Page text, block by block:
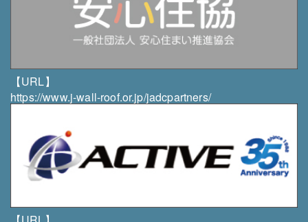
・当社は、個人情報の紛失、破壊、改ざん及び漏洩等
を防止するため、適正な情報セキュリティ対策を講じ
個人情報の開示・訂正・利用停止・消去について
・個人情報について、「開示」「訂正」等を求める権
には異議なく速やかに対応します。
・個人情報の取扱いにつきましてご意見やご質問がご
ざいましたら、当社までご連絡下さいますようお願い
組織・体制
【URL】
https://www.j-wall-roof.or.jp/jadcpartners/